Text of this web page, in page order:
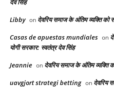
देव सिंह
Libby on देवरिय समाज के अंतिम व्यक्ति को
Casas de apuestas mundiales on
योगी सरकार: स्वतंत्र देव सिंह
Jeannie on देवरिय समाज के अंतिम व्यक्ति
uavgjort strategi betting on देवरिय